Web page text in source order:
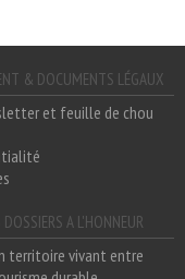
& DOCUMENTS LÉGAUX
et feuille de chou
DOSSIERS A L'HONNEUR
territoire vivant entre